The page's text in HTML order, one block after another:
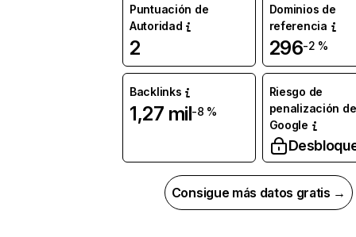
Puntuación de
Autoridad
2
Dominios de
referencia
296-2 %
Backlinks
1,27 mil-8 %
Riesgo de
penalización de
Google
Consigue más datos gratis →